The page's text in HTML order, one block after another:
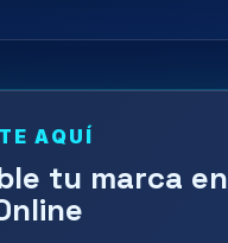
AQUÍ
tu marca en